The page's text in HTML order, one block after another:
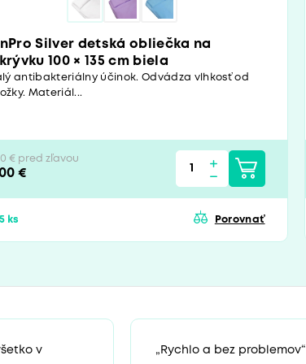
Silver detská obliečka na
100 × 135 cm biela
antibakteriálny účinok. Odvádza vlhkosť od
Materiál...
€ pred zľavou
€
5 ks Porovnať
v
„Rychlo a bez problemov“